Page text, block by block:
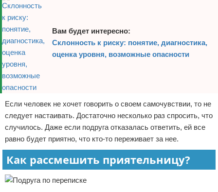
Вам будет интересно:
Склонность к риску: понятие, диагностика,
оценка уровня, возможные опасности
Если человек не хочет говорить о своем самочувствии, то не
следует настаивать. Достаточно несколько раз спросить, что
случилось. Даже если подруга отказалась ответить, ей все
равно будет приятно, что кто-то переживает за нее.
Как рассмешить приятельницу?